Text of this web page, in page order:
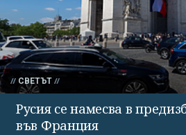
СВЕТЪТ
Русия се намесва в
във Франция